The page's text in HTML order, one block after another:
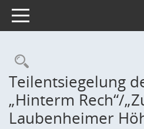
Toggle navigation
Rechercheauswahl
Teilentsiegelung
„Hinterm Rech“/
Laubenheimer